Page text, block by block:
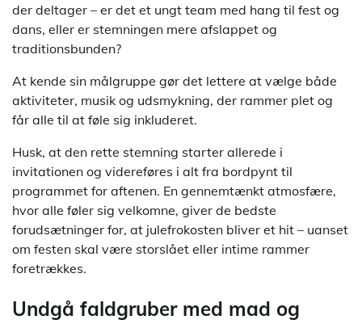
der deltager – er det et ungt team med hang til fest og
dans, eller er stemningen mere afslappet og
traditionsbunden?
At kende sin målgruppe gør det lettere at vælge både
aktiviteter, musik og udsmykning, der rammer plet og
får alle til at føle sig inkluderet.
Husk, at den rette stemning starter allerede i
invitationen og videreføres i alt fra bordpynt til
programmet for aftenen. En gennemtænkt atmosfære,
hvor alle føler sig velkomne, giver de bedste
forudsætninger for, at julefrokosten bliver et hit – uanset
om festen skal være storslået eller intime rammer
foretrækkes.
Undgå faldgruber med mad og